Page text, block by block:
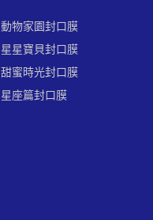
動物家園封口膜
星星寶貝封口膜
甜蜜時光封口膜
星座篇封口膜